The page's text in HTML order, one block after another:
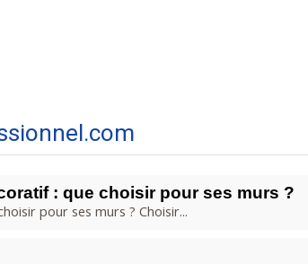
: que choisir pour ses murs ?
pour ses murs ? Choisir...